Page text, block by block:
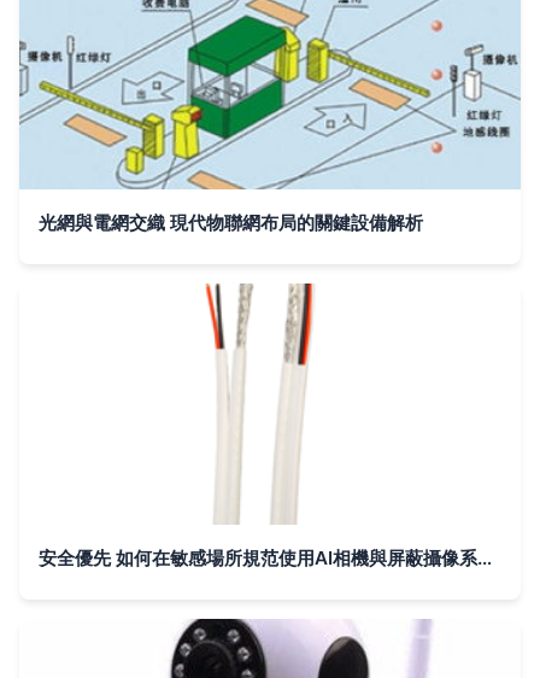
光網與電網交織 現代物聯網布局的關鍵設備解析
安全優先 如何在敏感場所規范使用AI相機與屏蔽攝像系統設備